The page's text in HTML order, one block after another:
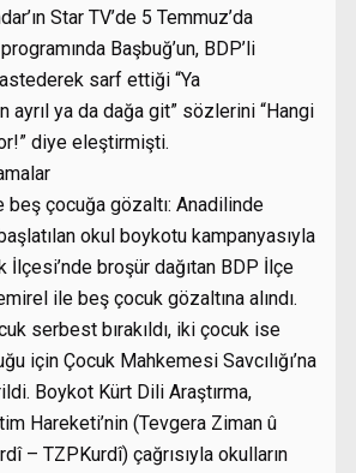
Star TV’de 5 Temmuz’da
Başbuğ’un, BDP’li
sarf ettiği “Ya
ya da dağa git” sözlerini “Hangi
diye eleştirmişti.
beş çocuğa gözaltı: Anadilinde
okul boykotu kampanyasıyla
İlçesi’nde broşür dağıtan BDP İlçe
ile beş çocuk gözaltına alındı.
serbest bırakıldı, iki çocuk ise
için Çocuk Mahkemesi Savcılığı’na
Boykot Kürt Dili Araştırma,
Hareketi’nin (Tevgera Ziman û
– TZPKurdî) çağrısıyla okulların